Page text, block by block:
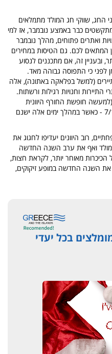
החג, שווקי חג המולד מתמלאים
כבר באמצע נובמבר, אז למי
ואתרים פתוחים, מהלך נובמבר
לחודש זה הזמן המתאים לכם. גם הטיסות במחירים
ובעניין זה, אם מתכננים לנסוע
לפני כי התפוסה גבוהה מאד.
(למשל בפלאקה באתונה), אלה
וחנויות רגילות ורשתות.
יום חג ביוון (למעשה חופשת החורף היוונית
מתחילה בכריסמס 24/12 ומסתיימת ב-7/1 - כאשר במהלך ימים אלה ישנם
רוב היוונים יעדיפו לחגוג את
ואף את ערב השנה החדשה
הכיכרות מאוחר יותר, לקראת חצות,
את השנה החדשה במופע זיקוקים,
בכל יעדי